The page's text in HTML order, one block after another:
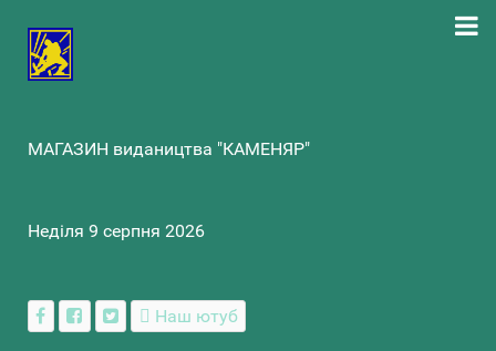
МАГАЗИН видаництва "КАМЕНЯР"
Неділя 9 серпня 2026
Наш ютуб